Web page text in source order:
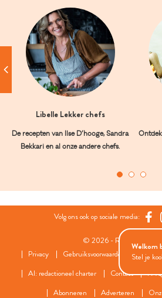
Libelle Lekker chefs
De recepten van Ilse D’hooge, Sandra
Bekkari en al onze andere chefs.
Volg ons ook op sociale media:
© 2026 - Roularta Media
Privacy
Gebruiksvoorwaarden Cookies
AI: redactioneel charter
Contact
Abonneren
Adverteren
Welkom
Stel je